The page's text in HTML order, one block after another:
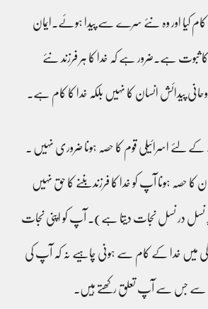
کیا اور وہ نئے سرے سے پیدا ہوئے۔ایمان
کا ثبوت ہے۔ضرور ہے کہ خدا کا ہر فرزند نئے
پیدائش انسان کا نہیں بلکہ خدا کا کام ہے۔
کے لئے اسرائیلی قوم کا حصہ ہونا ضروری نہیں ۔
کا حصہ ہونا آپ کو خدا کا فرزند بننے کا حق نہیں
پر نسل در نسل نجات دیتا ہے)۔ آپ کو اپنی نجات
میں خدا کے کام سے ہونی چاہیے نہ کہ آپ کی
سے جس سے آپ تعلق رکھتے ہیں۔